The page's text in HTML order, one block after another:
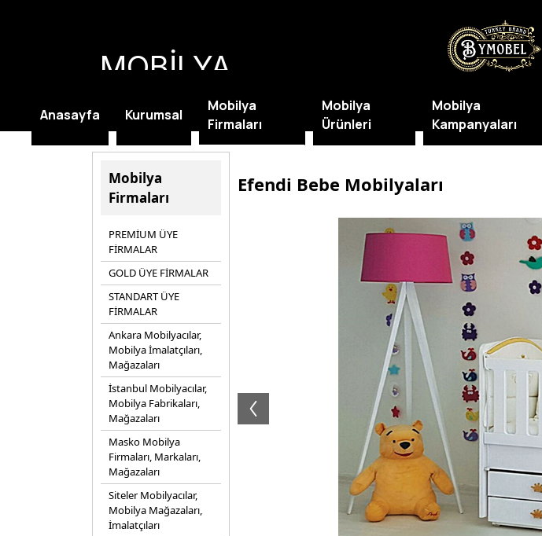
Mobilya
Firmaları
PREMİUM ÜYE
FİRMALAR
GOLD ÜYE FİRMALAR
STANDART ÜYE
FİRMALAR
Ankara Mobilyacılar,
Mobilya İmalatçıları,
Mağazaları
İstanbul Mobilyacılar,
Mobilya Fabrikaları,
Mağazaları
Masko Mobilya
Firmaları, Markaları,
Mağazaları
Siteler Mobilyacılar,
Mobilya Mağazaları,
İmalatçıları
Efendi Bebe Mobilyaları
MOBİLYA
KAMPANYALARI
Anasayfa Kurumsal
Mobilya
Firmaları
Mobilya
Ürünleri
Mobilya
Kampanyaları